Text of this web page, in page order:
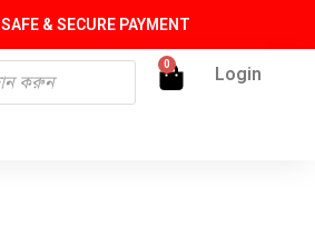
SAFE & SECURE PAYMENT
0 Login